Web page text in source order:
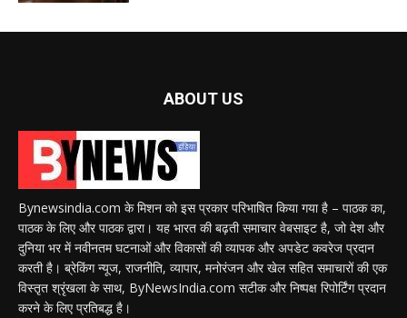
ABOUT US
Bynewsindia.com के मिशन को इस प्रकार परिभाषित किया गया है – पाठक का,
पाठक के लिए और पाठक द्वारा। यह भारत की बढ़ती समाचार वेबसाइट है, जो देश और
दुनिया भर में नवीनतम घटनाओं और विकासों की व्यापक और अपडेट कवरेज प्रदान
करती है। ब्रेकिंग न्यूज, राजनीति, व्यापार, मनोरंजन और खेल सहित समाचारों की एक
विस्तृत श्रृंखला के साथ, ByNewsIndia.com सटीक और निष्पक्ष रिपोर्टिंग प्रदान
करने के लिए प्रतिबद्ध है।